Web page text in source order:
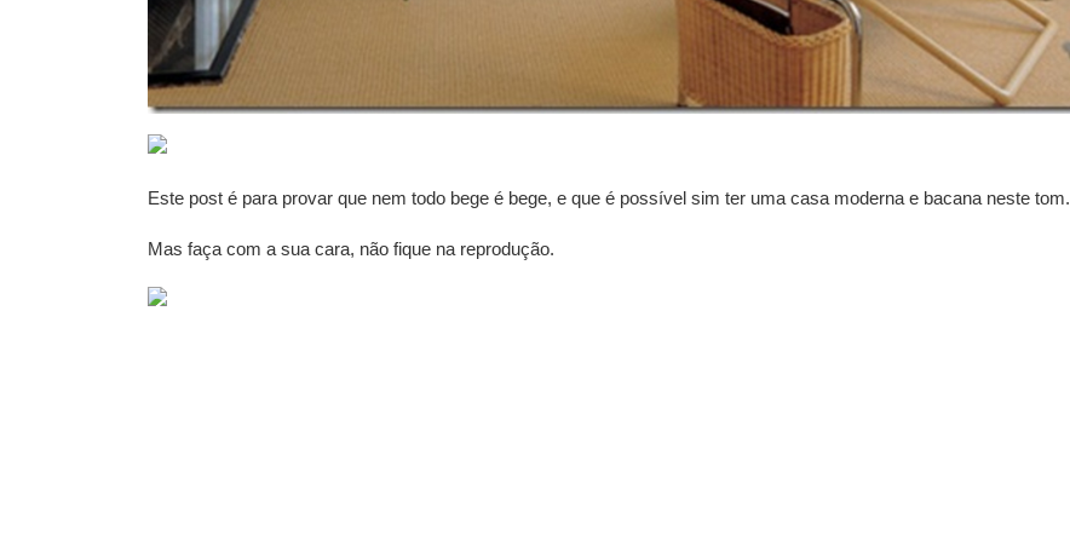
Este post é para provar que nem todo bege é bege, e que é possível sim ter uma casa moderna e bacana neste tom.
Mas faça com a sua cara, não fique na reprodução.